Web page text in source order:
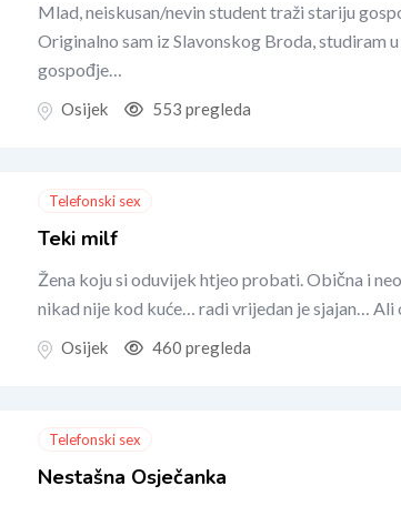
Mlad, neiskusan/nevin student traži stariju
Originalno sam iz Slavonskog Broda, studiram
gospođje…
Osijek 553 pregleda
Telefonski sex
Teki milf
Žena koju si oduvijek htjeo probati. Obična i
nikad nije kod kuće… radi vrijedan je sjajan… Ali
Osijek 460 pregleda
Telefonski sex
Nestašna Osječanka